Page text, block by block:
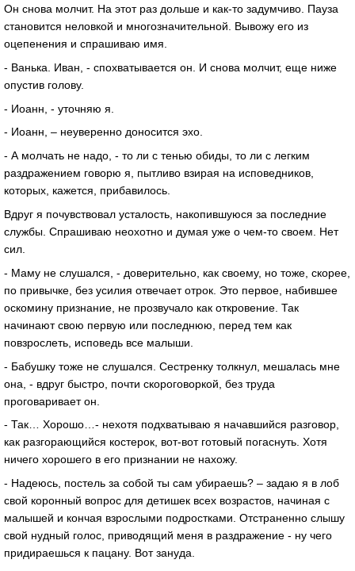
Он снова молчит. На этот раз дольше и как-то задумчиво. Пауза
становится неловкой и многозначительной. Вывожу его из
оцепенения и спрашиваю имя.
- Ванька. Иван, - спохватывается он. И снова молчит, еще ниже
опустив голову.
- Иоанн, - уточняю я.
- Иоанн, – неуверенно доносится эхо.
- А молчать не надо, - то ли с тенью обиды, то ли с легким
раздражением говорю я, пытливо взирая на исповедников,
которых, кажется, прибавилось.
Вдруг я почувствовал усталость, накопившуюся за последние
службы. Спрашиваю неохотно и думая уже о чем-то своем. Нет
сил.
- Маму не слушался, - доверительно, как своему, но тоже, скорее,
по привычке, без усилия отвечает отрок. Это первое, набившее
оскомину признание, не прозвучало как откровение. Так
начинают свою первую или последнюю, перед тем как
повзрослеть, исповедь все малыши.
- Бабушку тоже не слушался. Сестренку толкнул, мешалась мне
она, - вдруг быстро, почти скороговоркой, без труда
проговаривает он.
- Так… Хорошо…- нехотя подхватываю я начавшийся разговор,
как разгорающийся костерок, вот-вот готовый погаснуть. Хотя
ничего хорошего в его признании не нахожу.
- Надеюсь, постель за собой ты сам убираешь? – задаю я в лоб
свой коронный вопрос для детишек всех возрастов, начиная с
малышей и кончая взрослыми подростками. Отстраненно слышу
свой нудный голос, приводящий меня в раздражение - ну чего
придираешься к пацану. Вот зануда.